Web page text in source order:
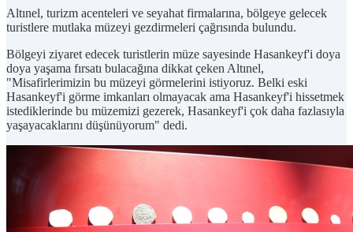
Altınel, turizm acenteleri ve seyahat firmalarına, bölgeye gelecek
turistlere mutlaka müzeyi gezdirmeleri çağrısında bulundu.
Bölgeyi ziyaret edecek turistlerin müze sayesinde Hasankeyf'i doya
doya yaşama fırsatı bulacağına dikkat çeken Altınel,
"Misafirlerimizin bu müzeyi görmelerini istiyoruz. Belki eski
Hasankeyf'i görme imkanları olmayacak ama Hasankeyf'i hissetmek
istediklerinde bu müzemizi gezerek, Hasankeyf'i çok daha fazlasıyla
yaşayacaklarını düşünüyorum" dedi.